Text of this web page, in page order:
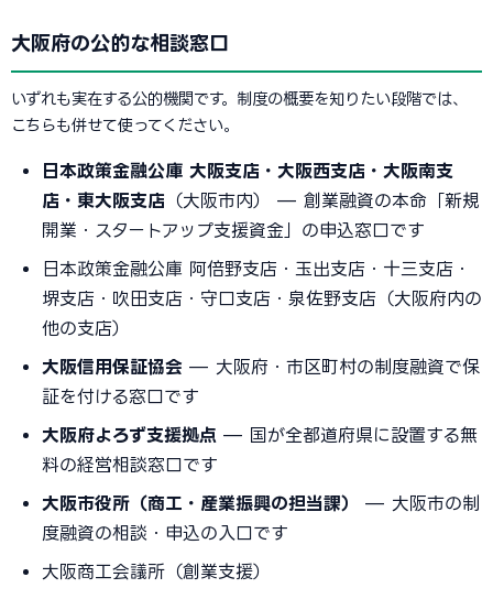
大阪府の公的な相談窓口
いずれも実在する公的機関です。制度の概要を知りたい段階では、
こちらも併せて使ってください。
日本政策金融公庫 大阪支店・大阪西支店・大阪南支
店・東大阪支店 （大阪市内） — 創業融資の本命「新規
開業・スタートアップ支援資金」の申込窓口です
日本政策金融公庫 阿倍野支店・玉出支店・十三支店・
堺支店・吹田支店・守口支店・泉佐野支店（大阪府内の
他の支店）
大阪信用保証協会 — 大阪府・市区町村の制度融資で保
証を付ける窓口です
大阪府よろず支援拠点 — 国が全都道府県に設置する無
料の経営相談窓口です
大阪市役所（商工・産業振興の担当課）
— 大阪市の制
度融資の相談・申込の入口です
大阪商工会議所（創業支援）